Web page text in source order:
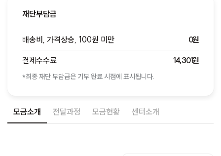
모금소개 전달과정 모금현황 센터소개
재단부담금
배송비, 가격상승, 100원 미만 0원
결제수수료 14,301원
*최종 재단 부담금은 기부 완료 시점에 표시됩니다.